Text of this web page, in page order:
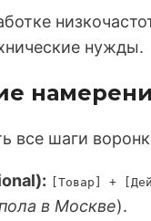
нужды.
все шаги
[Товар] +
в Москве).